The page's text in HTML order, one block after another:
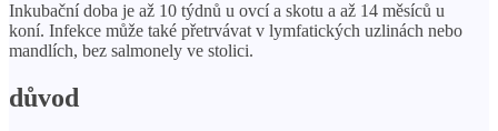
Inkubační doba je až 10 týdnů u ovcí a skotu a až 14 měsíců u
koní. Infekce může také přetrvávat v lymfatických uzlinách nebo
mandlích, bez salmonely ve stolici.
důvod